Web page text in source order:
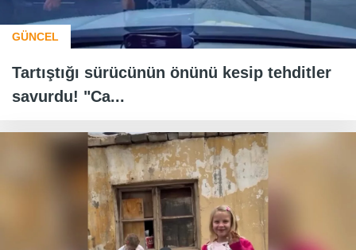
GÜNCEL
Tartıştığı sürücünün önünü kesip tehditler
savurdu! "Ca...